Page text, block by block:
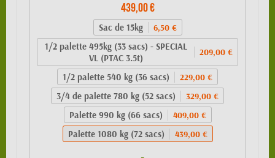
439,00 €
Sac de 15kg 6,50 €
1/2 palette 495kg (33 sacs) - SPECIAL
VL (PTAC 3.5t)
209,00 €
1/2 palette 540 kg (36 sacs) 229,00 €
3/4 de palette 780 kg (52 sacs) 329,00 €
Palette 990 kg (66 sacs) 409,00 €
Palette 1080 kg (72 sacs) 439,00 €